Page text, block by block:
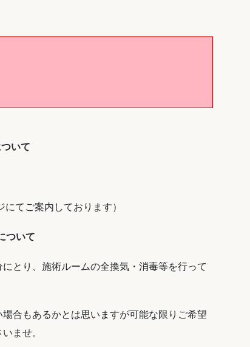
いて
てご案内しております）
ついて
とり、施術ルームの全換気・消毒等を行って
合もあるかとは思いますが可能な限りご希望
ませ。